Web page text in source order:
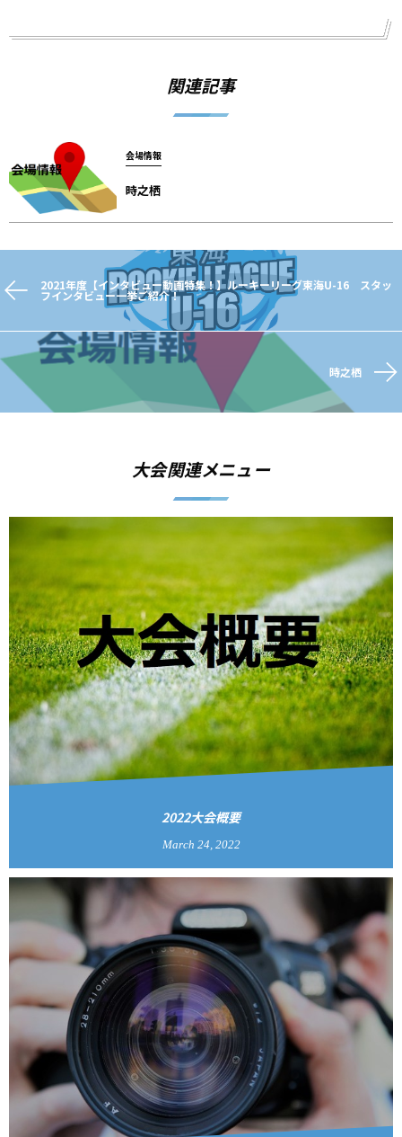
関連記事
会場情報
時之栖
2021年度【インタビュー動画特集！】ルーキーリーグ東海U-16 スタッ
フインタビュー一挙ご紹介！
時之栖
大会関連メニュー
2022大会概要
March 24 2022